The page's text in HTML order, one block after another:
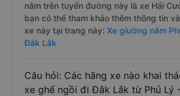
nằm trên tuyến đường này là xe Hải
bạn có thể tham khảo thêm thông tin
xe này tại trang này: Xe giường nằm
Đắk Lắk
Câu hỏi: Các hãng xe nào khai
xe ghế ngồi đi Đắk Lắk từ Phủ Lý